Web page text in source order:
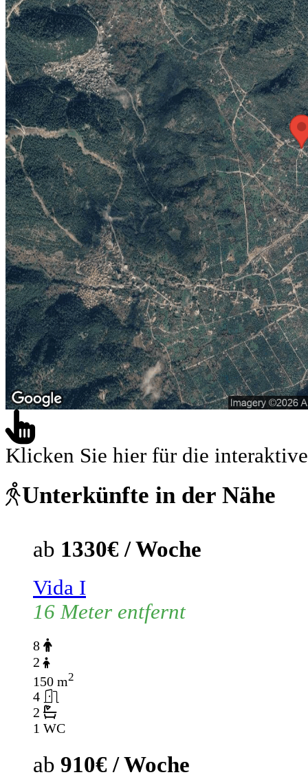
Klicken Sie hier für die
Unterkünfte in der Nähe
ab 1330€ / Woche
Vida I
16 Meter entfernt
8
2
150 m2
4
2
1 WC
ab 910€ / Woche